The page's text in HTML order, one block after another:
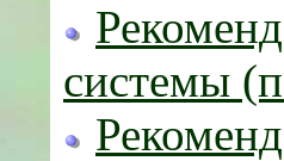
системы